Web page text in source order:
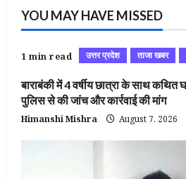
YOU MAY HAVE MISSED
1 min read उत्तर प्रदेश ताजा खबर
बाराबंकी में 4 वर्षीय छात्रा के साथ कथित
पुलिस से की जांच और कार्रवाई की मांग
Himanshi Mishra August 7, 2026